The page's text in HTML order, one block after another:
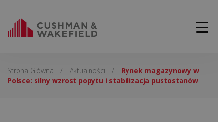
Strona Główna / Aktualności /
Rynek magazynowy w
Polsce: silny wzrost popytu i stabilizacja pustostanów